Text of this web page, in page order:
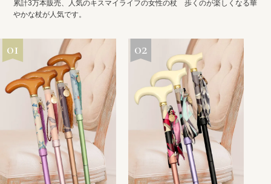
累計3万本販売、人気のキスマイライフの女性の杖 歩くのが楽しくなる華
やかな杖が人気です。